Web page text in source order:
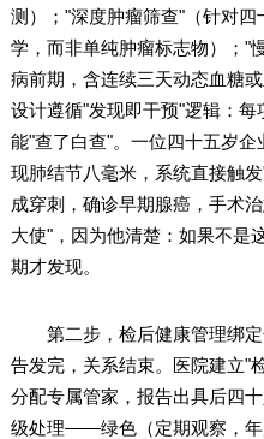
测）；"深度肿瘤筛查"（针对
学，而非单纯肿瘤标志物）；"
病前期，含连续三天动态血糖
设计遵循"发现即干预"逻辑：
能"查了白查"。一位四十五岁
现肺结节八毫米，系统直接触
成穿刺，确诊早期腺癌，手术
大使"，因为他清楚：如果不是
期才发现。
第二步，检后健康管理绑定
告发完，关系结束。医院建立"
分配专属管家，报告出具后四
级处理——绿色（定期观察，年